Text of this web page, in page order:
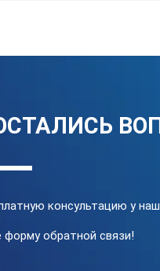
консультацию у
форму обратной связи!